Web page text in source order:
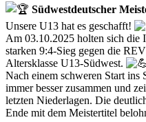
Südwestdeutscher
Unsere U13 hat es geschafft!
Am 03.10.2025 holten sich die
starken 9:4-Sieg gegen die
Altersklasse U13-Südwest.
Nach einem schweren Start ins
immer besser zusammen und
letzten Niederlagen. Die
Ende mit dem Meistertitel